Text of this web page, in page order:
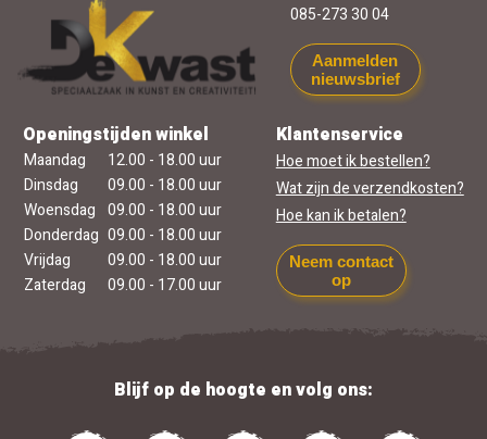
085-273 30 04
Aanmelden
nieuwsbrief
Openingstijden winkel
Maandag
12.00 - 18.00 uur
Dinsdag
09.00 - 18.00 uur
Woensdag 09.00 - 18.00 uur
Donderdag 09.00 - 18.00 uur
Vrijdag
09.00 - 18.00 uur
Zaterdag
09.00 - 17.00 uur
Klantenservice
Hoe moet ik bestellen?
Wat zijn de verzendkosten?
Hoe kan ik betalen?
Neem contact
op
Blijf op de hoogte en volg ons: